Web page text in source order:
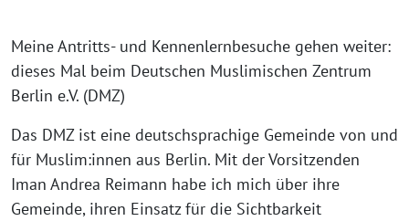
⁨Meine Antritts- und Kennenlernbesuche gehen weiter:
dieses Mal beim Deutschen Muslimischen Zentrum
Berlin e.V. (DMZ)
Das DMZ ist eine deutschsprachige Gemeinde von und
für Muslim:innen aus Berlin. Mit der Vorsitzenden
Iman Andrea Reimann habe ich mich über ihre
Gemeinde, ihren Einsatz für die Sichtbarkeit